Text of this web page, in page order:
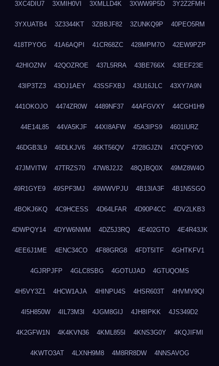
3XC4DIU7 3XMIH0VI 3XMLLD4K 3XWW9P5D 3Y2Z2FMH
3YXUATB4 3Z3344KT 3ZBBJF82 3ZUNKQ9P 40PEO5RM
418TPYOG 41A6AQPI 41CR68ZC 428MPM7O 42EW9PZP
42HIOZNV 42QOZROE 437L5RRA 43BE766X 43EEF23E
43IP3TZ3 43OJ1AEY 43SSFXBJ 43U16JLC 43XY7A9N
441OKOJO 4474ZR0W 4489NF37 44AFGVXY 44CGH1H9
44E14L85 44VA5KJF 44XI8AFW 45A3IPS9 4601IURZ
46DGB3L9 46DLKJV6 46KT56QV 4728GJZN 47CQFY0O
47JMVITW 47TRZS70 47W8J2J2 48QJBQ0X 49MZ8W4O
49R1GYE9 49SPF3MJ 49WWVPJU 4B13IA3F 4B1N5SGO
4BOKJ6KQ 4C9HCESS 4D64LFAR 4D90P4CC 4DV2LKB3
4DWPQY14 4DYW6NWM 4DZ5J3RQ 4E402GTO 4E4R43JK
4EE6J1ME 4ENC34CO 4F88GRG8 4FDT5ITF 4GHTKFV1
4GJRPJFP 4GLC8SBG 4GOTUJAD 4GTUQOMS
4H5VY3Z1 4HCW1AJA 4HINPU4S 4HSR603T 4HVMV9QI
4I5H850W 4IL73M3I 4JGM8GIJ 4JH8IPKK 4JS349D2
4K2GFW1N 4K4KVN36 4KML855I 4KNS3G0Y 4KQJIFMI
4KWTO3AT 4LXNH9M8 4M8RR8DW 4NNSAVOG